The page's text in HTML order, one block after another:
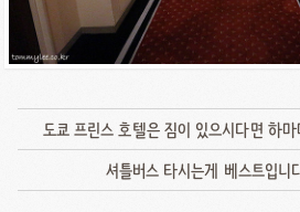
도쿄 프린스 호텔은 짐이 있으시다면 하
셔틀버스 타시는게 베스트입니